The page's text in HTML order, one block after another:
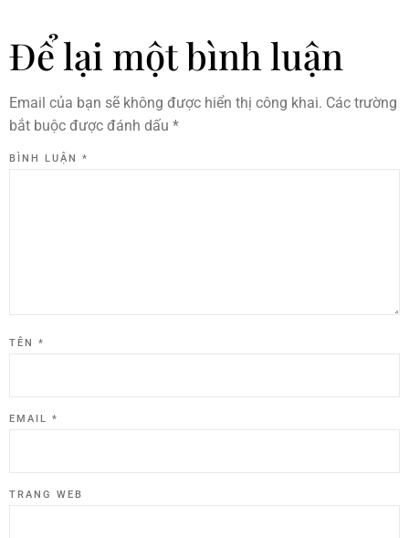
Để lại một bình luận
Email của bạn sẽ không được hiển thị công khai. Các trường
bắt buộc được đánh dấu *
BÌNH LUẬN *
TÊN *
EMAIL *
TRANG WEB